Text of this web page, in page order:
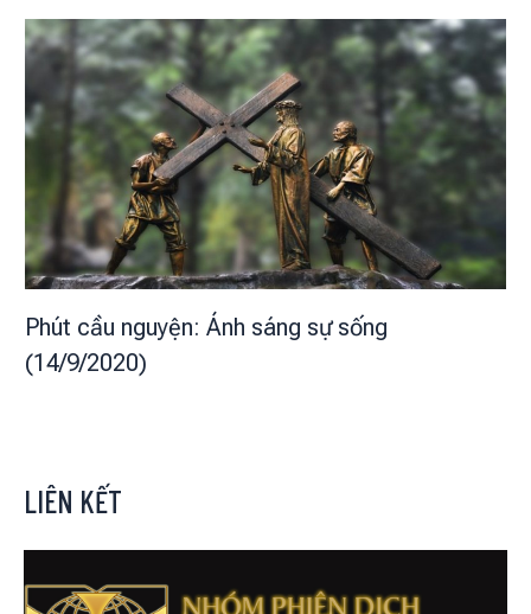
Phút cầu nguyện: Ánh sáng sự sống
(14/9/2020)
LIÊN KẾT